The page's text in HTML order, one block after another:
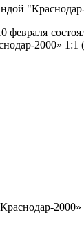
февраля
2000»